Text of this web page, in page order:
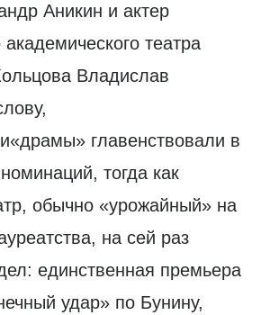
Аникин и актер
театра
Владислав
главенствовали в
тогда как
обычно «урожайный» на
на сей раз
единственная премьера
удар» по Бунину,